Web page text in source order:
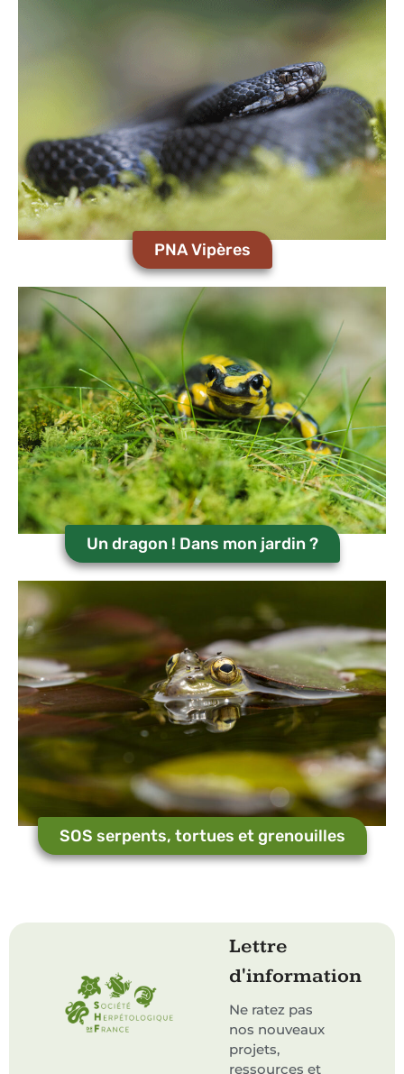
PNA Vipères
Un dragon ! Dans mon jardin ?
SOS serpents, tortues et grenouilles
Lettre
d'information
Ne ratez pas
nos nouveaux
projets,
ressources et